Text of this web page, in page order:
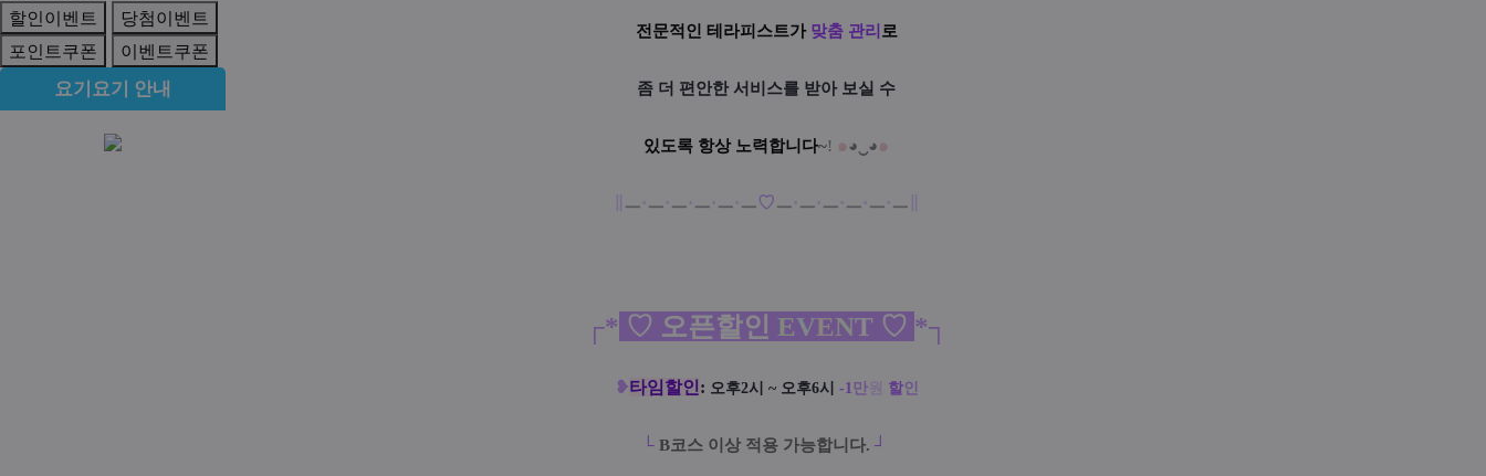
전문적인 테라피스트가 맞춤 관리 로
좀 더 편안한 서비스를 받아 보실 수
있도록 항상 노력합니다~! ๑◕‿◕๑
ㅡ·ㅡ·ㅡ·ㅡ·ㅡ·ㅡ♡ㅡ·ㅡ·ㅡ·ㅡ·ㅡ·ㅡ
┌* ♡ 오픈할인 EVENT ♡ *┐
❥타임할인 : 오후2시 ~ 오후6시 -1만원 할인
└ B코스 이상 적용 가능합니다. ┘
할인이벤트
당첨이벤트
포인트쿠폰
이벤트쿠폰
요기요기 안내